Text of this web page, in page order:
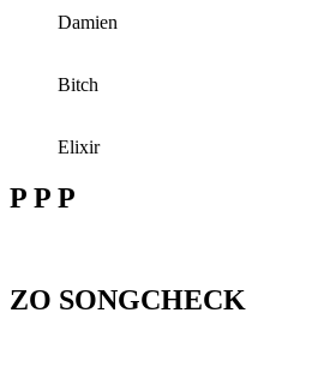
Damien
Bitch
Elixir
P P P
ZO SONGCHECK